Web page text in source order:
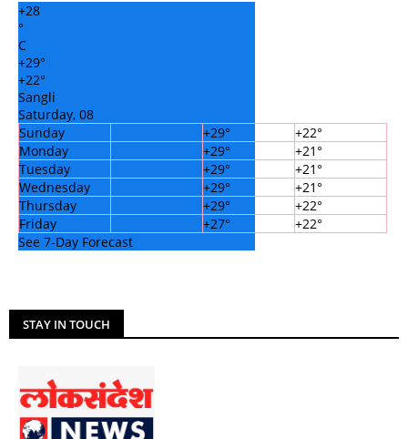
+28
°
C
+29°
+22°
Sangli
Saturday, 08
Sunday
+29° +22°
Monday
+29° +21°
Tuesday
+29° +21°
Wednesday
+29° +21°
Thursday
+29° +22°
Friday
+27° +22°
See 7-Day Forecast
STAY IN TOUCH